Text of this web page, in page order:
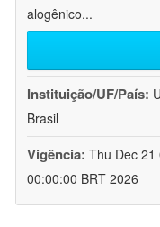
alogênico...
Instituição/UF/País:
Brasil
Vigência: Thu Dec 21
00:00:00 BRT 2026